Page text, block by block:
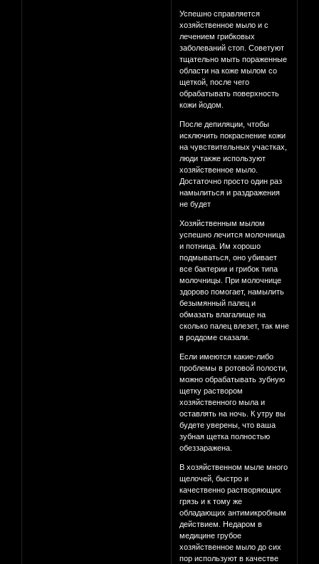
Успешно справляется
хозяйственное мыло и с
лечением грибковых
заболеваний стоп. Советуют
тщательно мыть пораженные
области на коже мылом со
щеткой, после чего
обрабатывать поверхность
кожи йодом.
После депиляции, чтобы
исключить покраснение кожи
на чувствительных участках,
люди также используют
хозяйственное мыло.
Достаточно просто один раз
намылиться и раздражения
не будет
Хозяйственным мылом
успешно лечится молочница
и потница. Им хорошо
подмываться, оно убивает
все бактерии и грибок типа
молочницы. При молочнице
здорово помогает, намылить
безымянный палец и
обмазать влагалище на
сколько палец влезет, так мне
в роддоме сказали.
Если имеются какие-либо
проблемы в ротовой полости,
можно обрабатывать зубную
щетку раствором
хозяйственного мыла и
оставлять на ночь. К утру вы
будете уверены, что ваша
зубная щетка полностью
обеззаражена.
В хозяйственном мыле много
щелочей, быстро и
качественно растворяющих
грязь и к тому же
обладающих антимикробным
действием. Недаром в
медицине грубое
хозяйственное мыло до сих
пор используют в качестве